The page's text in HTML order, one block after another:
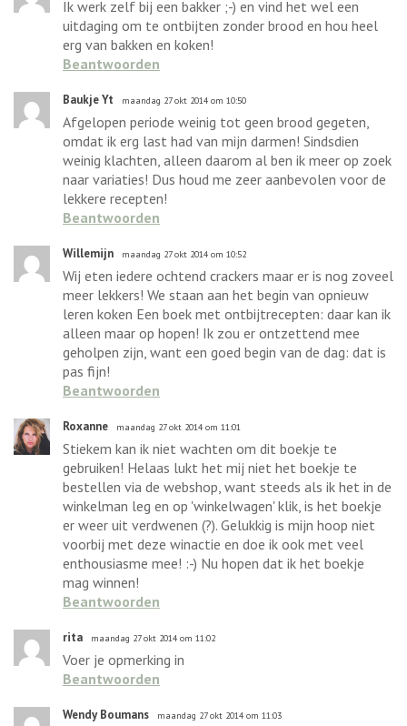
Ik werk zelf bij een bakker ;-) en vind het wel een
uitdaging om te ontbijten zonder brood en hou heel
erg van bakken en koken!
Beantwoorden
Baukje Yt maandag 27 okt 2014 om 10:50
Afgelopen periode weinig tot geen brood gegeten,
omdat ik erg last had van mijn darmen! Sindsdien
weinig klachten, alleen daarom al ben ik meer op zoek
naar variaties! Dus houd me zeer aanbevolen voor de
lekkere recepten!
Beantwoorden
Willemijn maandag 27 okt 2014 om 10:52
Wij eten iedere ochtend crackers maar er is nog zoveel
meer lekkers! We staan aan het begin van opnieuw
leren koken Een boek met ontbijtrecepten: daar kan ik
alleen maar op hopen! Ik zou er ontzettend mee
geholpen zijn, want een goed begin van de dag: dat is
pas fijn!
Beantwoorden
Roxanne maandag 27 okt 2014 om 11:01
Stiekem kan ik niet wachten om dit boekje te
gebruiken! Helaas lukt het mij niet het boekje te
bestellen via de webshop, want steeds als ik het in de
winkelman leg en op 'winkelwagen' klik, is het boekje
er weer uit verdwenen (?). Gelukkig is mijn hoop niet
voorbij met deze winactie en doe ik ook met veel
enthousiasme mee! :-) Nu hopen dat ik het boekje
mag winnen!
Beantwoorden
rita maandag 27 okt 2014 om 11:02
Voer je opmerking in
Beantwoorden
Wendy Boumans maandag 27 okt 2014 om 11:03